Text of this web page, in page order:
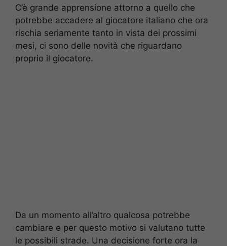
C’è grande apprensione attorno a quello che
potrebbe accadere al giocatore italiano che ora
rischia seriamente tanto in vista dei prossimi
mesi, ci sono delle novità che riguardano
proprio il giocatore.
Da un momento all’altro qualcosa potrebbe
cambiare e per questo motivo si valutano tutte
le possibili strade. Una decisione forte ora la